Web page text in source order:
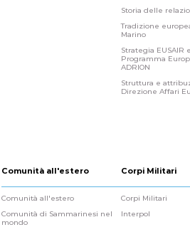
Storia delle
Tradizione
Marino
Strategia EUSAIR e
Programma
ADRION
Struttura e
Direzione Affari
Comunità all'estero
Comunità all'estero
Comunità di Sammarinesi nel
mondo
Corpi Militari
Corpi Militari
Interpol